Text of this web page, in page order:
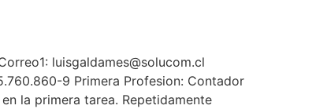
luisgaldames@solucom.cl
9 Primera Profesion: Contador
la primera tarea. Repetidamente